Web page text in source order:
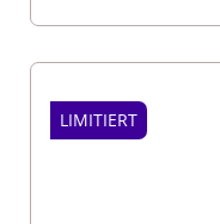
LIMITIERT